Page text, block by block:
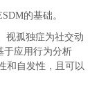
的基础。
视孤独症为社交动
于应用行为分析
和自发性，且可以